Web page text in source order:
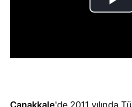
Çanakkale'de 2011 yılında